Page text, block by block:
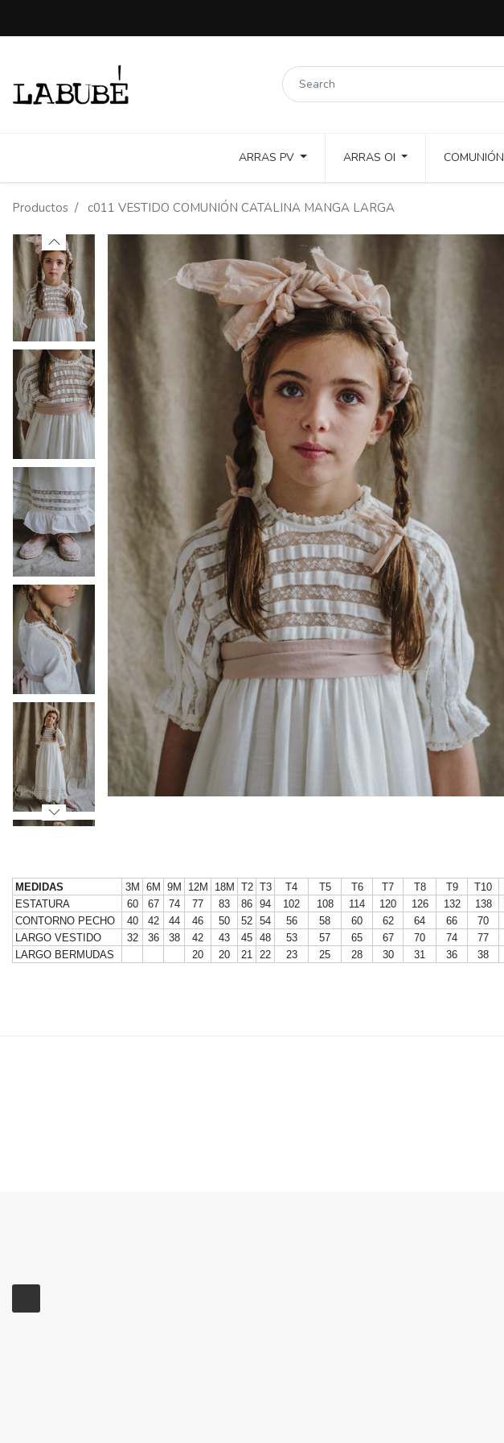
ARRAS PV ARRAS OI COMUNIÓN
Productos c011 VESTIDO COMUNIÓN CATALINA MANGA LARGA
MEDIDAS 3M 6M 9M 12M 18M T2 T3 T4 T5 T6 T7 T8 T9 T10
ESTATURA
60 67 74 77 83 86 94 102 108 114 120 126 132 138
CONTORNO PECHO
40 42 44 46 50 52 54 56 58 60 62 64 66 70
LARGO VESTIDO
32 36 38 42 43 45 48 53 57 65 67 70 74 77
LARGO BERMUDAS
20 20 21 22 23 25 28 30 31 36 38